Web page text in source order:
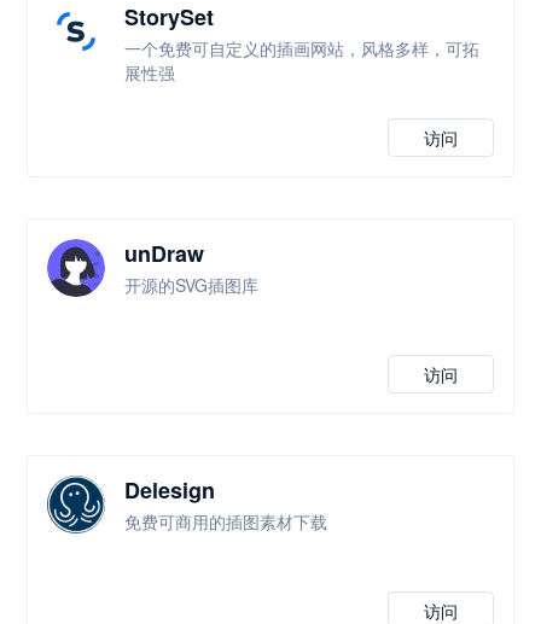
StorySet
一个免费可自定义的插画网站，风格多样，可拓
展性强
访问
unDraw
开源的SVG插图库
访问
Delesign
免费可商用的插图素材下载
访问